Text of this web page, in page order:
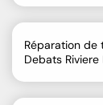
Réparation de
Debats Riviere